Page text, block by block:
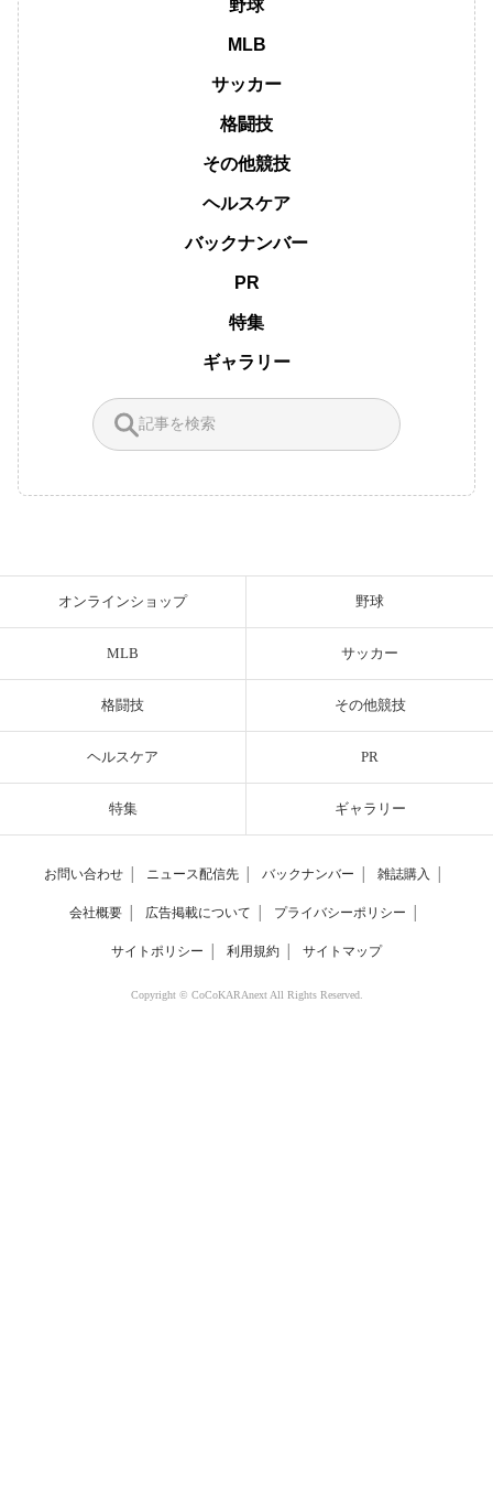
野球
MLB
サッカー
格闘技
その他競技
ヘルスケア
バックナンバー
PR
特集
ギャラリー
オンラインショップ 野球
MLB サッカー
格闘技 その他競技
ヘルスケア PR
特集 ギャラリー
お問い合わせ ニュース配信先 バックナンバー 雑誌購入
会社概要 広告掲載について プライバシーポリシー
サイトポリシー 利用規約 サイトマップ
Copyright © CoCoKARAnext All Rights Reserved.